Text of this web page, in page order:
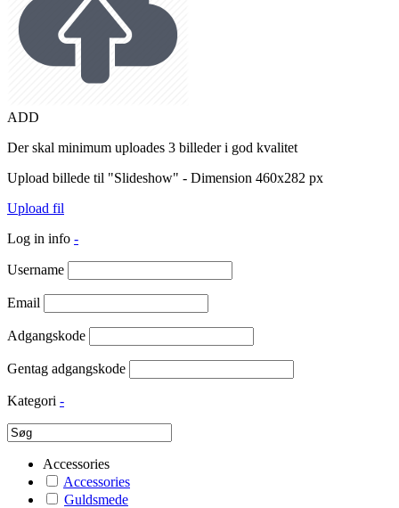
ADD
Der skal minimum uploades 3 billeder i god kvalitet
Upload billede til "Slideshow" - Dimension 460x282 px
Upload fil
Log in info -
Username
Email
Adgangskode
Gentag adgangskode
Kategori -
Accessories
Accessories
Guldsmede